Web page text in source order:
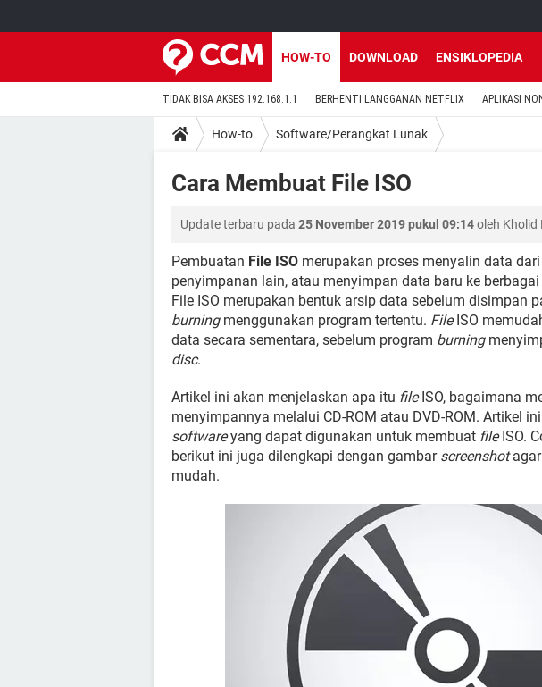
HOW-TO DOWNLOAD ENSIKLOPEDIA
TIDAK BISA AKSES 192.168.1.1 BERHENTI LANGGANAN NETFLIX APLIKASI
How-to Software/Perangkat Lunak
Cara Membuat File ISO
Update terbaru pada 25 November 2019 pukul 09:14oleh Kholid
Pembuatan File ISO merupakan proses menyalin data
penyimpanan lain, atau menyimpan data baru ke
File ISO merupakan bentuk arsip data sebelum disimpan
burningmenggunakan program tertentu. FileISO
data secara sementara, sebelum program burning
disc.
Artikel ini akan menjelaskan apa itu fileISO, bagaimana
menyimpannya melalui CD-ROM atau DVD-ROM. Artikel
softwareyang dapat digunakan untuk membuat fileISO.
berikut ini juga dilengkapi dengan gambar screenshotagar
mudah.